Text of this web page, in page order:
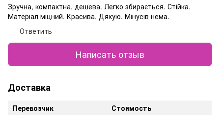
Зручна, компактна, дешева. Легко збирається. Стійка.
Матеріал міцний. Красива. Дякую. Мінусів нема.
Ответить
Написать отзыв
Доставка
Перевозчик Стоимость